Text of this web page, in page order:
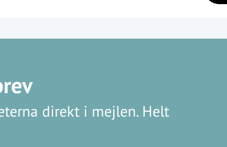
direkt i mejlen. Helt